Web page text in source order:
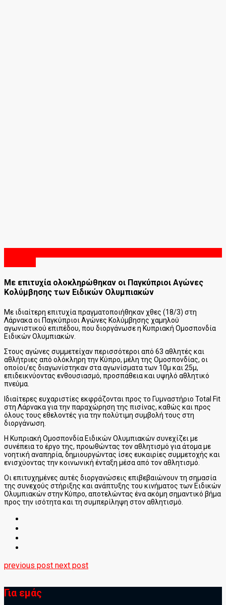
Με επιτυχία ολοκληρώθηκαν οι Παγκύπριοι Αγώνες
Κολύμβησης των Ειδικών Ολυμπιακών
Με ιδιαίτερη επιτυχία πραγματοποιήθηκαν χθες (18/3) στη
Λάρνακα οι Παγκύπριοι Αγώνες Κολύμβησης χαμηλού
αγωνιστικού επιπέδου, που διοργάνωσε η Κυπριακή Ομοσπονδία
Ειδικών Ολυμπιακών.
Στους αγώνες συμμετείχαν περισσότεροι από 63 αθλητές και
αθλήτριες από ολόκληρη την Κύπρο, μέλη της Ομοσπονδίας, οι
οποίοι/ες διαγωνίστηκαν στα αγωνίσματα των 10μ και 25μ,
επιδεικνύοντας ενθουσιασμό, προσπάθεια και υψηλό αθλητικό
πνεύμα.
Ιδιαίτερες ευχαριστίες εκφράζονται προς το Γυμναστήριο Total Fit
στη Λάρνακα για την παραχώρηση της πισίνας, καθώς και προς
όλους τους εθελοντές για την πολύτιμη συμβολή τους στη
διοργάνωση.
Η Κυπριακή Ομοσπονδία Ειδικών Ολυμπιακών συνεχίζει με
συνέπεια το έργο της, προωθώντας τον αθλητισμό για άτομα με
νοητική αναπηρία, δημιουργώντας ίσες ευκαιρίες συμμετοχής και
ενισχύοντας την κοινωνική ένταξη μέσα από τον αθλητισμό.
Οι επιτυχημένες αυτές διοργανώσεις επιβεβαιώνουν τη σημασία
της συνεχούς στήριξης και ανάπτυξης του κινήματος των Ειδικών
Ολυμπιακών στην Κύπρο, αποτελώντας ένα ακόμη σημαντικό βήμα
προς την ισότητα και τη συμπερίληψη στον αθλητισμό.
previous post next post
Για εμάς